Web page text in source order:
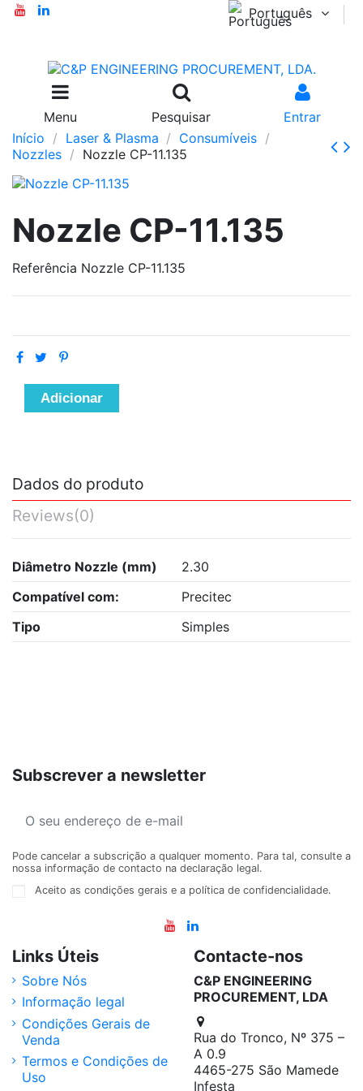
Português
Menu Pesquisar
Entrar
Início
Laser & Plasma
Consumíveis
Nozzles
Nozzle CP-11.135
Nozzle CP-11.135
Referência Nozzle CP-11.135
Adicionar
Dados do produto
Reviews(0)
Diâmetro Nozzle (mm)
2.30
Compatível com:
Precitec
Tipo
Simples
Subscrever a newsletter
Pode cancelar a subscrição a qualquer momento. Para tal, consulte a
nossa informação de contacto na declaração legal.
Aceito as condições gerais e a política de confidencialidade.
Links Úteis
Sobre Nós
Informação legal
Condições Gerais de
Venda
Termos e Condições de
Uso
Contacte-nos
C&P ENGINEERING
PROCUREMENT, LDA
Rua do Tronco, Nº 375 –
A 0.9
4465-275 São Mamede
Infesta